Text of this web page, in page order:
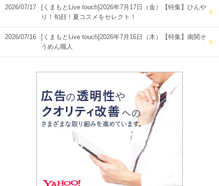
2026/07/17
[くまもとLive touch]2026年7月17日（金）【特集】ひんや
り！旬顔！夏コスメをセレクト！
2026/07/16
[くまもとLive touch]2026年7月16日（木）【特集】南関そ
うめん職人